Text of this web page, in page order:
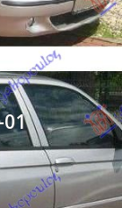
01